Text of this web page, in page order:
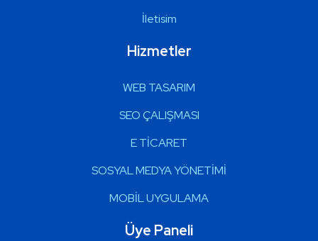
İletisim
Hizmetler
WEB TASARIM
SEO ÇALIŞMASI
E TİCARET
SOSYAL MEDYA YÖNETİMİ
MOBİL UYGULAMA
Üye Paneli